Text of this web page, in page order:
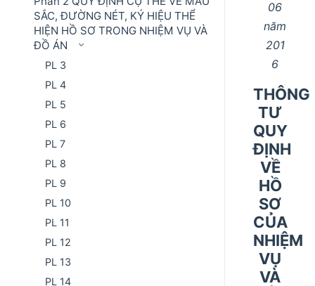
SẮC, ĐƯỜNG NÉT, KÝ HIỆU THỂ
HIỆN HỒ SƠ TRONG NHIỆM VỤ VÀ
ĐỒ ÁN
PL 3
PL 4
PL 5
PL 6
PL 7
PL 8
PL 9
PL 10
PL 11
PL 12
PL 13
PL 14
06
năm
201
6
THÔNG
TƯ
QUY
ĐỊNH
VỀ
HỒ
SƠ
CỦA
NHIỆM
VỤ
VÀ